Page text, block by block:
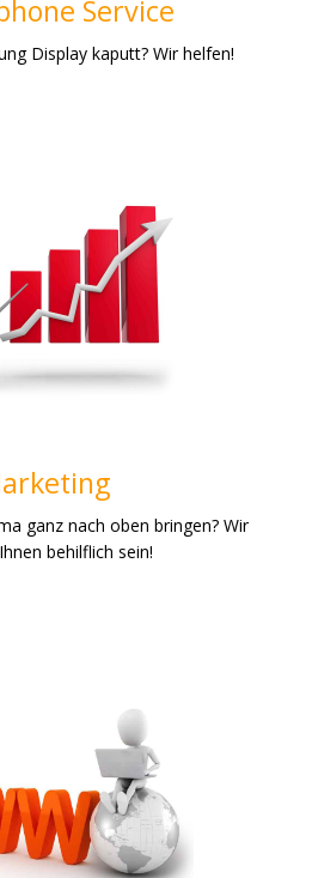
Service
Display kaputt? Wir helfen!
ganz nach oben bringen? Wir
behilflich sein!
und mehr
sich neben Computer- und
auf das Online Marketing
Hierzu zählen u. A.
Panorama- und
Social-Media Marketing ist kein
Webdesigner. Wir
Internetseite und
Onlineshop.